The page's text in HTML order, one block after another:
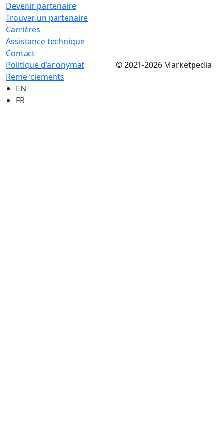
Devenir partenaire
Trouver un partenaire
Carrières
Assistance technique
Contact
Politique d’anonymat
Remerciements
© 2021-2026 Marketpedia
EN
FR